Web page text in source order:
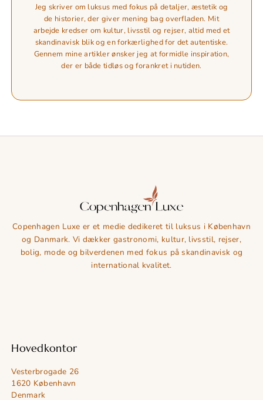
Jeg skriver om luksus med fokus på detaljer, æstetik og
de historier, der giver mening bag overfladen. Mit
arbejde kredser om kultur, livsstil og rejser, altid med et
skandinavisk blik og en forkærlighed for det autentiske.
Gennem mine artikler ønsker jeg at formidle inspiration,
der er både tidløs og forankret i nutiden.
Copenhagen Luxe er et medie dedikeret til luksus i København
og Danmark. Vi dækker gastronomi, kultur, livsstil, rejser,
bolig, mode og bilverdenen med fokus på skandinavisk og
international kvalitet.
Hovedkontor
Vesterbrogade 26
1620 København
Denmark